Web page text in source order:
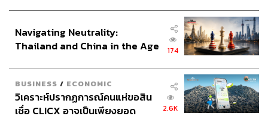
Navigating Neutrality:
Thailand and China in the Age
174
BUSINESS / ECONOMIC
วิเคราะห์ปรากฏการณ์คนแห่ขอสิน
เชื่อ CLICX อาจเป็นเพียงยอด
2.6K